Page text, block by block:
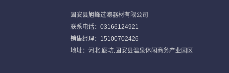
固安县旭峰过滤器材有限公司
联系电话：03166124921
销售经理：15100702426
地址：河北.廊坊.固安县温泉休闲商务产业园区